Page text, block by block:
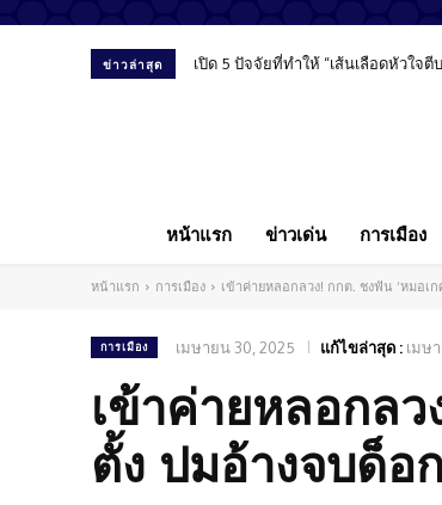
ข่าวล่าสุด เปิด 5 ปัจจัยที่ทำให้ “เส้นเลือดหัวใจ
หน้าแรก ข่าวเด่น การเมือง
หน้าแรก การเมือง เข้าค่ายหลอกลวง! กกต. ชงฟัน ‘หมอเ
การเมือง เมษายน 30, 2025 แก้ไขล่าสุด : เมษ
เข้าค่ายหลอกลว
ตั้ง ปมอ้างจบด็อ